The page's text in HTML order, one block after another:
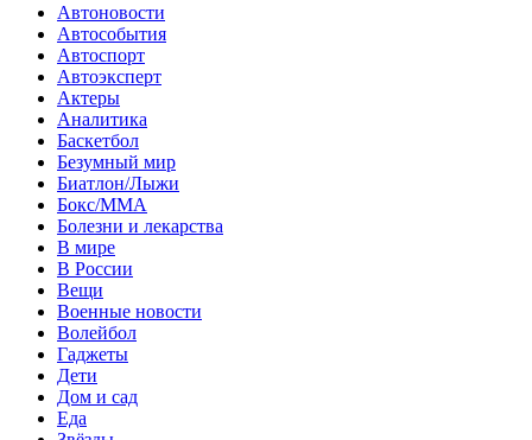
Автоновости
Автособытия
Автоспорт
Автоэксперт
Актеры
Аналитика
Баскетбол
Безумный мир
Биатлон/Лыжи
Бокс/MMA
Болезни и лекарства
В мире
В России
Вещи
Военные новости
Волейбол
Гаджеты
Дети
Дом и сад
Еда